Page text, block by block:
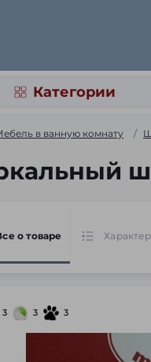
Категории
в ванную комнату
о товаре
3 3 3